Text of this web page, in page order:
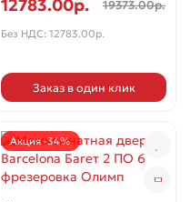
12783.00р. 19373.00р.
Без НДС: 12783.00р.
Заказ в один клик
Акция -34%